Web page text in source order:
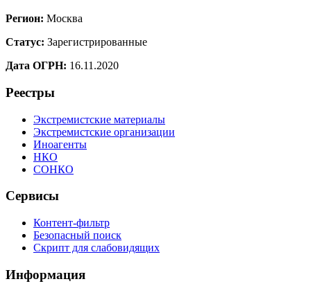
Регион: Москва
Статус: Зарегистрированные
Дата ОГРН: 16.11.2020
Реестры
Экстремистские материалы
Экстремистские организации
Иноагенты
НКО
СОНКО
Сервисы
Контент-фильтр
Безопасный поиск
Скрипт для слабовидящих
Информация